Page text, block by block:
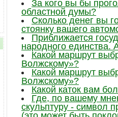
За кого вы бы
областной думы?
Сколько денег вы
стоянку вашего
Приближается
народного единства.
Какой маршрут
Волжскому»?
Какой маршрут
Волжскому»?
Какой каток вам
Где, по вашему
скульптуру - символ